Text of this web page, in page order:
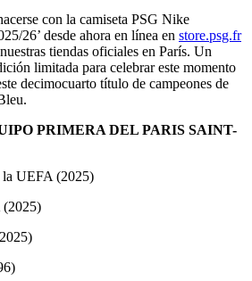
con la camiseta PSG Nike
26’ desde ahora en línea en store.psg.fr
tiendas oficiales en París. Un
limitada para celebrar este momento
decimocuarto título de campeones de
PRIMERA DEL PARIS SAINT-
la UEFA (2025)
(2025)